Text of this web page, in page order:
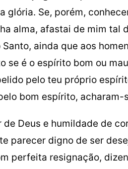
glória. Se, porém,
alma, afastai de mim tal
ainda que aos
se é o espírito bom ou
pelo teu próprio
bom espírito, acharam-
de Deus e humildade de
parecer digno de ser
perfeita resignação,